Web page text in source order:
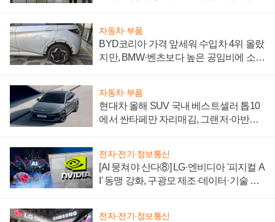
자동차·부품
BYD코리아 가격 앞세워 수입차 4위 올랐
지만, BMW·벤츠보다 높은 공임비에 소비
자동차·부품
현대차 올해 SUV 국내 베스트셀러 톱10
에서 싼타페만 자리매김, 그랜저·아반떼
전자·전기·정보통신
[AI 뭉쳐야 산다⑧] LG·엔비디아 '피지컬 A
I' 동맹 강화, 구광모 제조·데이터·기술 결
전자·전기·정보통신